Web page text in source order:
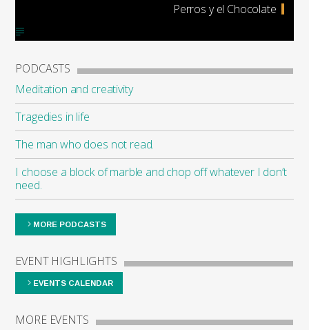
Perros y el Chocolate
PODCASTS
Meditation and creativity
Tragedies in life
The man who does not read.
I choose a block of marble and chop off whatever I don’t
need.
MORE PODCASTS
EVENT HIGHLIGHTS
EVENTS CALENDAR
MORE EVENTS